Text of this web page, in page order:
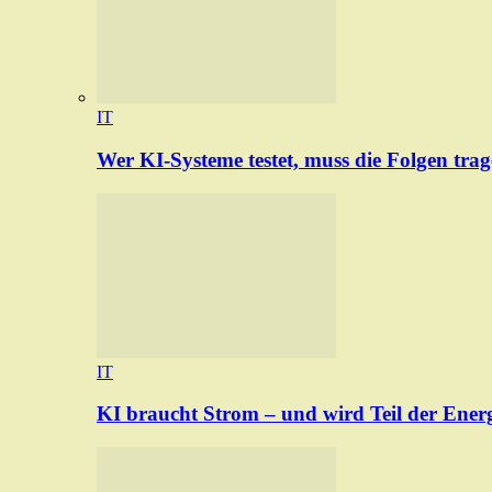
IT
Wer KI-Systeme testet, muss die Folgen
IT
KI braucht Strom – und wird Teil der